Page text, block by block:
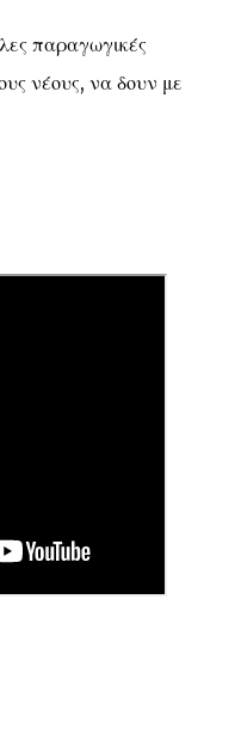
παραγωγικές
νέους, να δουν με